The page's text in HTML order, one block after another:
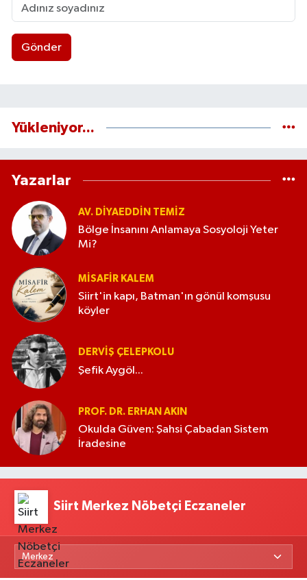
Gönder
Yükleniyor...
Yazarlar
AV. DIYAEDDIN TEMIZ
Bölge İnsanını Anlamaya Sosyoloji Yeter
Mi?
MISAFIR KALEM
Siirt'in kapı, Batman'ın gönül komşusu
köyler
DERVIŞ ÇELEPKOLU
Şefik Aygöl...
PROF. DR. ERHAN AKIN
Okulda Güven: Şahsi Çabadan Sistem
İradesine
Siirt Merkez Nöbetçi Eczaneler